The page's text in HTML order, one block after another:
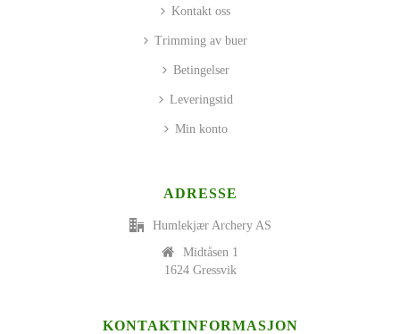
Kontakt oss
Trimming av buer
Betingelser
Leveringstid
Min konto
ADRESSE
Humlekjær Archery AS
Midtåsen 1
1624 Gressvik
KONTAKTINFORMASJON